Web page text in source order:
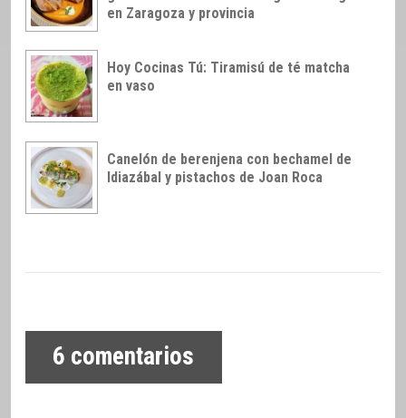
en Zaragoza y provincia
Hoy Cocinas Tú: Tiramisú de té matcha
en vaso
Canelón de berenjena con bechamel de
Idiazábal y pistachos de Joan Roca
6 comentarios